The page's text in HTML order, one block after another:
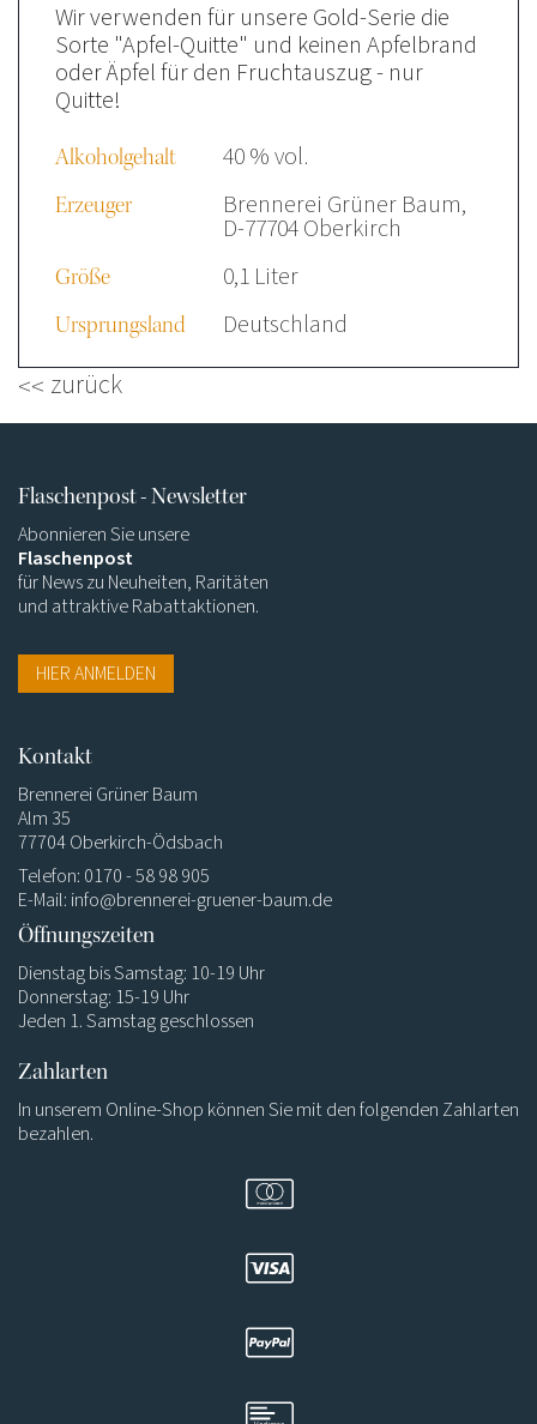
Wir verwenden für unsere Gold-Serie die
Sorte "Apfel-Quitte" und keinen Apfelbrand
oder Äpfel für den Fruchtauszug - nur
Quitte!
Alkoholgehalt 40 % vol.
Erzeuger Brennerei Grüner Baum,
D-77704 Oberkirch
Größe 0,1 Liter
Ursprungsland Deutschland
zurück
Flaschenpost - Newsletter
Abonnieren Sie unsere
Flaschenpost
für News zu Neuheiten, Raritäten
und attraktive Rabattaktionen.
HIER ANMELDEN
Kontakt
Brennerei Grüner Baum
Alm 35
77704 Oberkirch-Ödsbach
Telefon: 0170 - 58 98 905
E-Mail: info@brennerei-gruener-baum.de
Öffnungszeiten
Dienstag bis Samstag: 10-19 Uhr
Donnerstag: 15-19 Uhr
Jeden 1. Samstag geschlossen
Zahlarten
In unserem Online-Shop können Sie mit den folgenden Zahlarten
bezahlen.